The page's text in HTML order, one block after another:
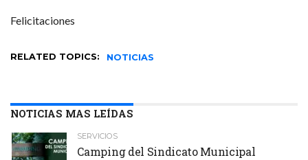
Felicitaciones
RELATED TOPICS: NOTICIAS
NOTICIAS MAS LEÍDAS
SERVICIOS
Camping del Sindicato Municipal